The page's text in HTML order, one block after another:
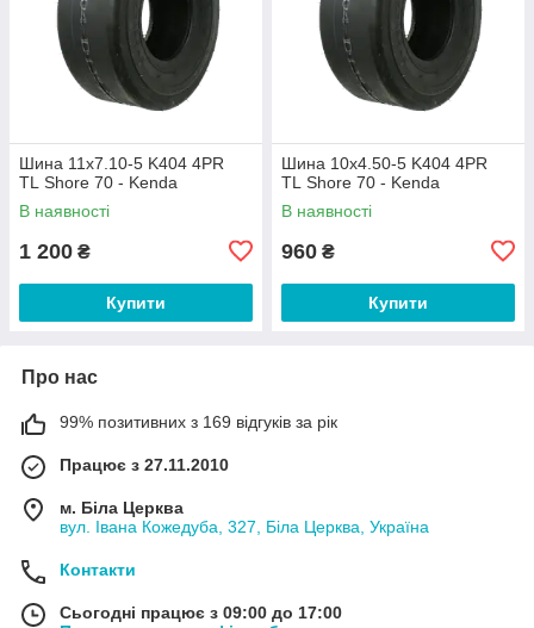
Шина 11x7.10-5 K404 4PR
TL Shore 70 - Kenda
В наявності
1 200 ₴
Купити
Шина 10x4.50-5 K404 4PR
TL Shore 70 - Kenda
В наявності
960 ₴
Купити
Про нас
99% позитивних з 169 відгуків за рік
Працює з 27.11.2010
м. Біла Церква
вул. Івана Кожедуба, 327, Біла Церква, Україна
Контакти
Сьогодні працює з 09:00 до 17:00